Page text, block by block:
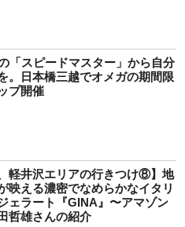
「スピードマスター」から自分
。日本橋三越でオメガの期間限
プ開催
軽井沢エリアの行きつけ⑧】地
映える濃密でなめらかなイタリ
ェラート『GINA』〜アマゾン
哲雄さんの紹介